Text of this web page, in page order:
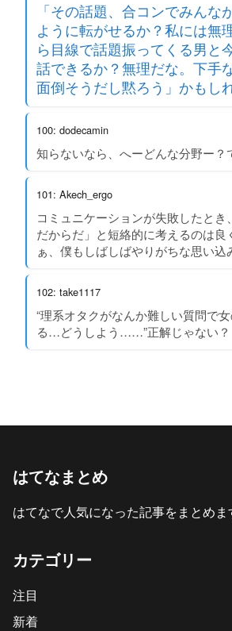
「その話題、合コンでみんな
ように転がせるか？私には無
ら目線で話題振ってくる男と
話できるか？無理だな。下手
面倒そうだし黙ろう」かもし
100: dodecamin
知らないなら、へーどんな分野ー？
101: Akech_ergo
コミュニケーションが失敗したとき
だからだ」と短絡的に考えるのは良
ぁ、僕もしばしばやりがちな思い込
102: take1117
“理系オタクがなんか難しい質問で
る…どうしよう……”正解じゃない？
はてなまとめ
はてなで人気になった記事をまとめま
カテゴリー
注目
新着